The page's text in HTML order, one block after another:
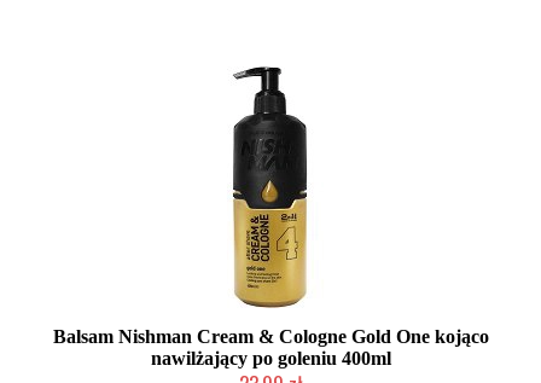
Balsam Nishman Cream & Cologne Gold One kojąco
nawilżający po goleniu 400ml